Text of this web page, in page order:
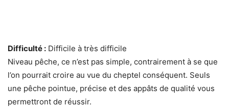
Difficulté : Difficile à très difficile
Niveau pêche, ce n’est pas simple, contrairement à se que
l’on pourrait croire au vue du cheptel conséquent. Seuls
une pêche pointue, précise et des appâts de qualité vous
permettront de réussir.